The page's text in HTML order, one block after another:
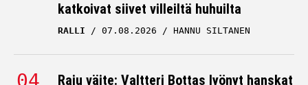
katkoivat siivet villeiltä huhuilta
RALLI 07.08.2026 HANNU SILTANEN
Raju väite: Valtteri Bottas lyönyt hanskat